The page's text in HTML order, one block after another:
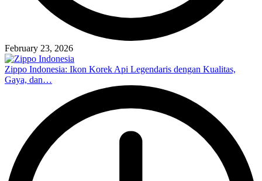
February 23, 2026
Zippo Indonesia: Ikon Korek Api Legendaris dengan Kualitas,
Gaya, dan…